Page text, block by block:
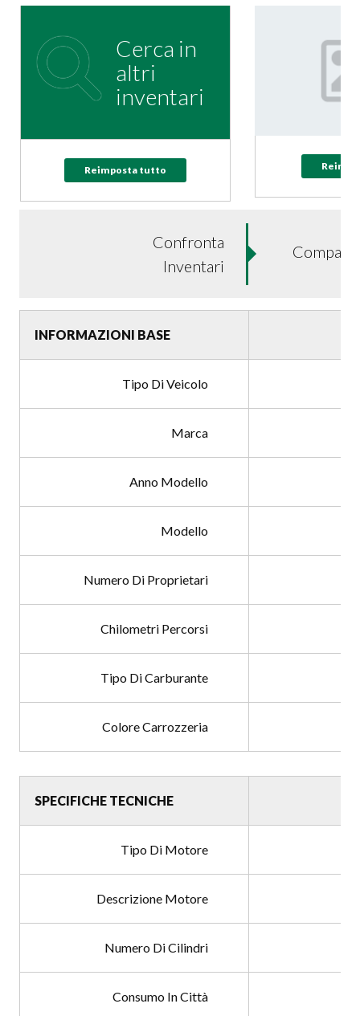
Cerca in
altri
inventari
Reimposta tutto
Confronta
Inventari
INFORMAZIONI BASE
Tipo Di Veicolo
Marca
Anno Modello
Modello
Numero Di Proprietari
Chilometri Percorsi
Tipo Di Carburante
Colore Carrozzeria
SPECIFICHE TECNICHE
Tipo Di Motore
Descrizione Motore
Numero Di Cilindri
Consumo In Città